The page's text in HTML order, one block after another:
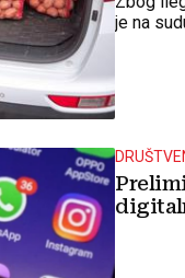
je na